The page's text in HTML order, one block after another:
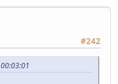
#242